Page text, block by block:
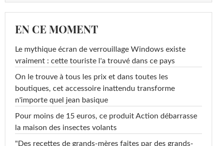
EN CE MOMENT
Le mythique écran de verrouillage Windows existe
vraiment : cette touriste l'a trouvé dans ce pays
On le trouve à tous les prix et dans toutes les
boutiques, cet accessoire inattendu transforme
n'importe quel jean basique
Pour moins de 15 euros, ce produit Action débarrasse
la maison des insectes volants
"Des recettes de grands-mères faites par des grands-